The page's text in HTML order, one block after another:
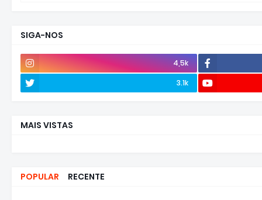
SIGA-NOS
4,5k
3.1k
MAIS VISTAS
POPULAR RECENTE